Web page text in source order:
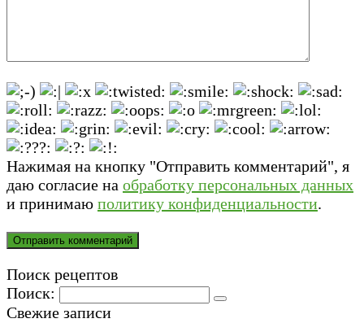
Нажимая на кнопку "Отправить комментарий", я
даю согласие на обработку персональных данных
и принимаю политику конфиденциальности.
Поиск рецептов
Поиск:
Свежие записи